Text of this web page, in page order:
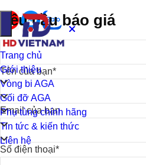
Yêu cầu báo giá
Tên của bạn*
Email của bạn
Số điện thoại*
Trang chủ
Giới thiệu
Vòng bi AGA
Gối đỡ AGA
Phụ tùng chính hãng
Tin tức & kiến thức
Liên hệ